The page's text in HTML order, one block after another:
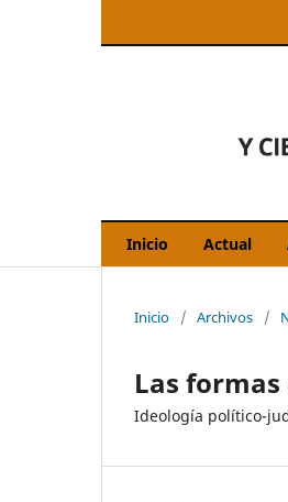
Inicio Actual
Inicio / Archivos /
Las
Ideología político-